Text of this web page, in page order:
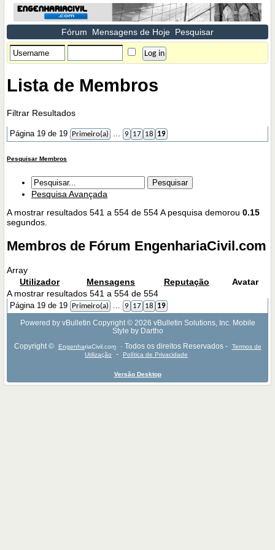
Fórum Mensagens de Hoje Pesquisar
Lista de Membros
Filtrar Resultados
Página 19 de 19 Primeiro(a) 9 17 18 19
Pesquisar Membros
Pesquisa Avançada
A mostrar resultados 541 a 554 de 554 A pesquisa demorou0.15
segundos.
Membros de Fórum EngenhariaCivil.com
Array
Utilizador
Mensagens Reputação
Avatar
A mostrar resultados 541 a 554 de 554
Página 19 de 19 Primeiro(a) ... 9 17 18 19
Powered by vBulletin Copyright © 2026 vBulletin Solutions, Inc. Mobile
Style by Dartho
Copyright ©
EngenhariaCivil.com · Todos os direitos Reservados -
Termos de
Utilização
- Política de Privacidade
Versão Desktop